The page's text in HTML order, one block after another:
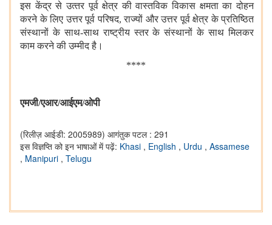
इस केंद्र से उत्‍तर पूर्व क्षेत्र की वास्तविक विकास क्षमता का दोहन
करने के लिए उत्तर पूर्व परिषद,राज्यों और उत्तर पूर्व क्षेत्र के प्रतिष्ठित
संस्थानों के साथ-साथ राष्ट्रीय स्तर के संस्थानों के साथ मिलकर
काम करने की उम्मीद है।
****
एमजी/एआर/आईएम/ओपी
(रिलीज़ आईडी: 2005989) आगंतुक पटल : 291
इस विज्ञप्ति को इन भाषाओं में पढ़ें: Khasi , English , Urdu , Assamese
, Manipuri , Telugu